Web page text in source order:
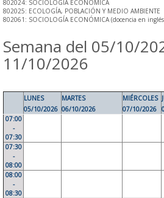
802024: SOCIOLOGÍA ECONÓMICA
802025: ECOLOGÍA, POBLACIÓN Y MEDIO AMBIENTE
802061: SOCIOLOGÍA ECONÓMICA (docencia en
Semana del 05/10/
11/10/2026
LUNES
05/10/2026
MARTES
06/10/2026
MIÉRCOLES
07/10/2026
07:00
-
07:30
07:30
-
08:00
08:00
-
08:30